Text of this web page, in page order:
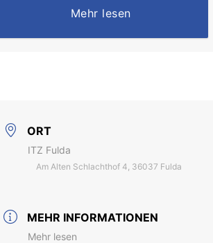
Mehr lesen
ORT
ITZ Fulda
Am Alten Schlachthof 4, 36037 Fulda
MEHR INFORMATIONEN
Mehr lesen